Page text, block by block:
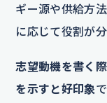
ギー源や供給方
に応じて役割が
志望動機を書く
を示すと好印象